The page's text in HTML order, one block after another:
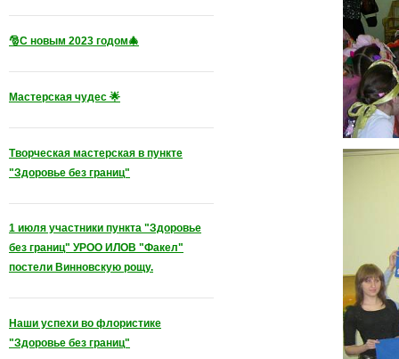
🎅С новым 2023 годом🎄
Мастерская чудес 🌟
Творческая мастерская в пункте
"Здоровье без границ"
1 июля участники пункта "Здоровье
без границ" УРОО ИЛОВ "Факел"
постели Винновскую рощу.
Наши успехи во флористике
"Здоровье без границ"